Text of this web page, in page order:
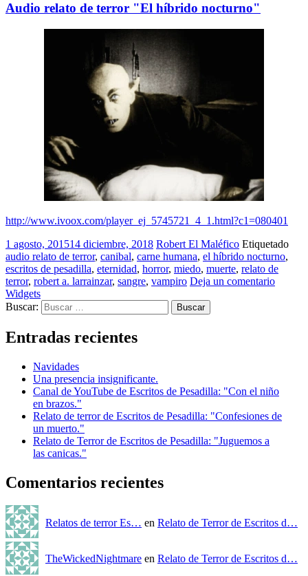
Audio relato de terror "El híbrido nocturno"
http://www.ivoox.com/player_ej_5745721_4_1.html?c1=080401
1 agosto, 201514 diciembre, 2018 Robert El Maléfico Etiquetado
audio relato de terror, canibal, carne humana, el híbrido nocturno,
escritos de pesadilla, eternidad, horror, miedo, muerte, relato de
terror, robert a. larrainzar, sangre, vampiro Deja un comentario
Widgets
Buscar:
Entradas recientes
Navidades
Una presencia insignificante.
Canal de YouTube de Escritos de Pesadilla: "Con el niño
en brazos."
Relato de terror de Escritos de Pesadilla: "Confesiones de
un muerto."
Relato de Terror de Escritos de Pesadilla: "Juguemos a
las canicas."
Comentarios recientes
Relatos de terror Es… en Relato de Terror de Escritos d…
TheWickedNightmare en Relato de Terror de Escritos d…